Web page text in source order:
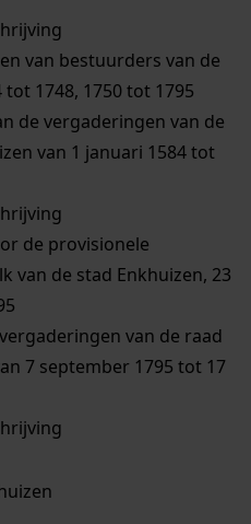
van bestuurders van de
tot 1748, 1750 tot 1795
de vergaderingen van de
van 1 januari 1584 tot
de provisionele
van de stad Enkhuizen, 23
van de raad
7 september 1795 tot 17